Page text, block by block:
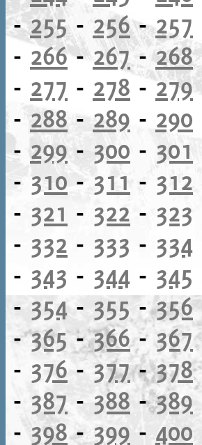
-255 - 256-257
- 266-267-268
- 277 - 278 -279
-288- 289 - 290
-299- 300 - 301
- 310- 311 - 312
- 321 - 322 - 323
- 332 - 333 - 334
- 343 - 344 - 345
-354-355-356
-365-366-367
- 376 - 377-378
- 387- 388 -389
-398-399 - 400